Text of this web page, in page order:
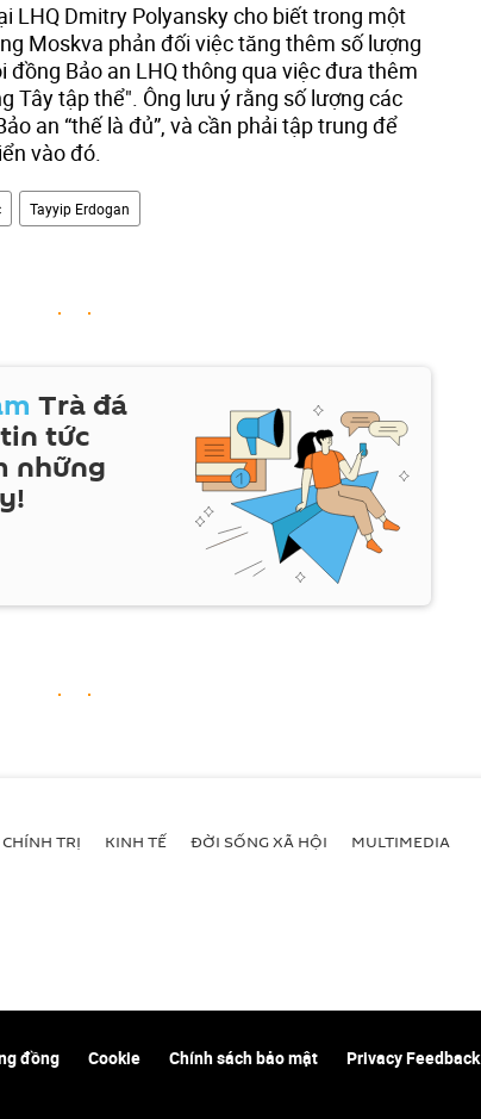
LHQ Dmitry Polyansky cho biết trong một
Moskva phản đối việc tăng thêm số lượng
Bảo an LHQ thông qua việc đưa thêm
Tây tập thể". Ông lưu ý rằng số lượng các
an “thế là đủ”, và cần phải tập trung để
vào đó.
Tayyip Erdogan
Trà đá
tức
những
CHÍNH TRỊ KINH TẾ ĐỜI SỐNG XÃ HỘI MULTIMEDIA
đồng Cookie Chính sách bảo mật Privacy Feedback